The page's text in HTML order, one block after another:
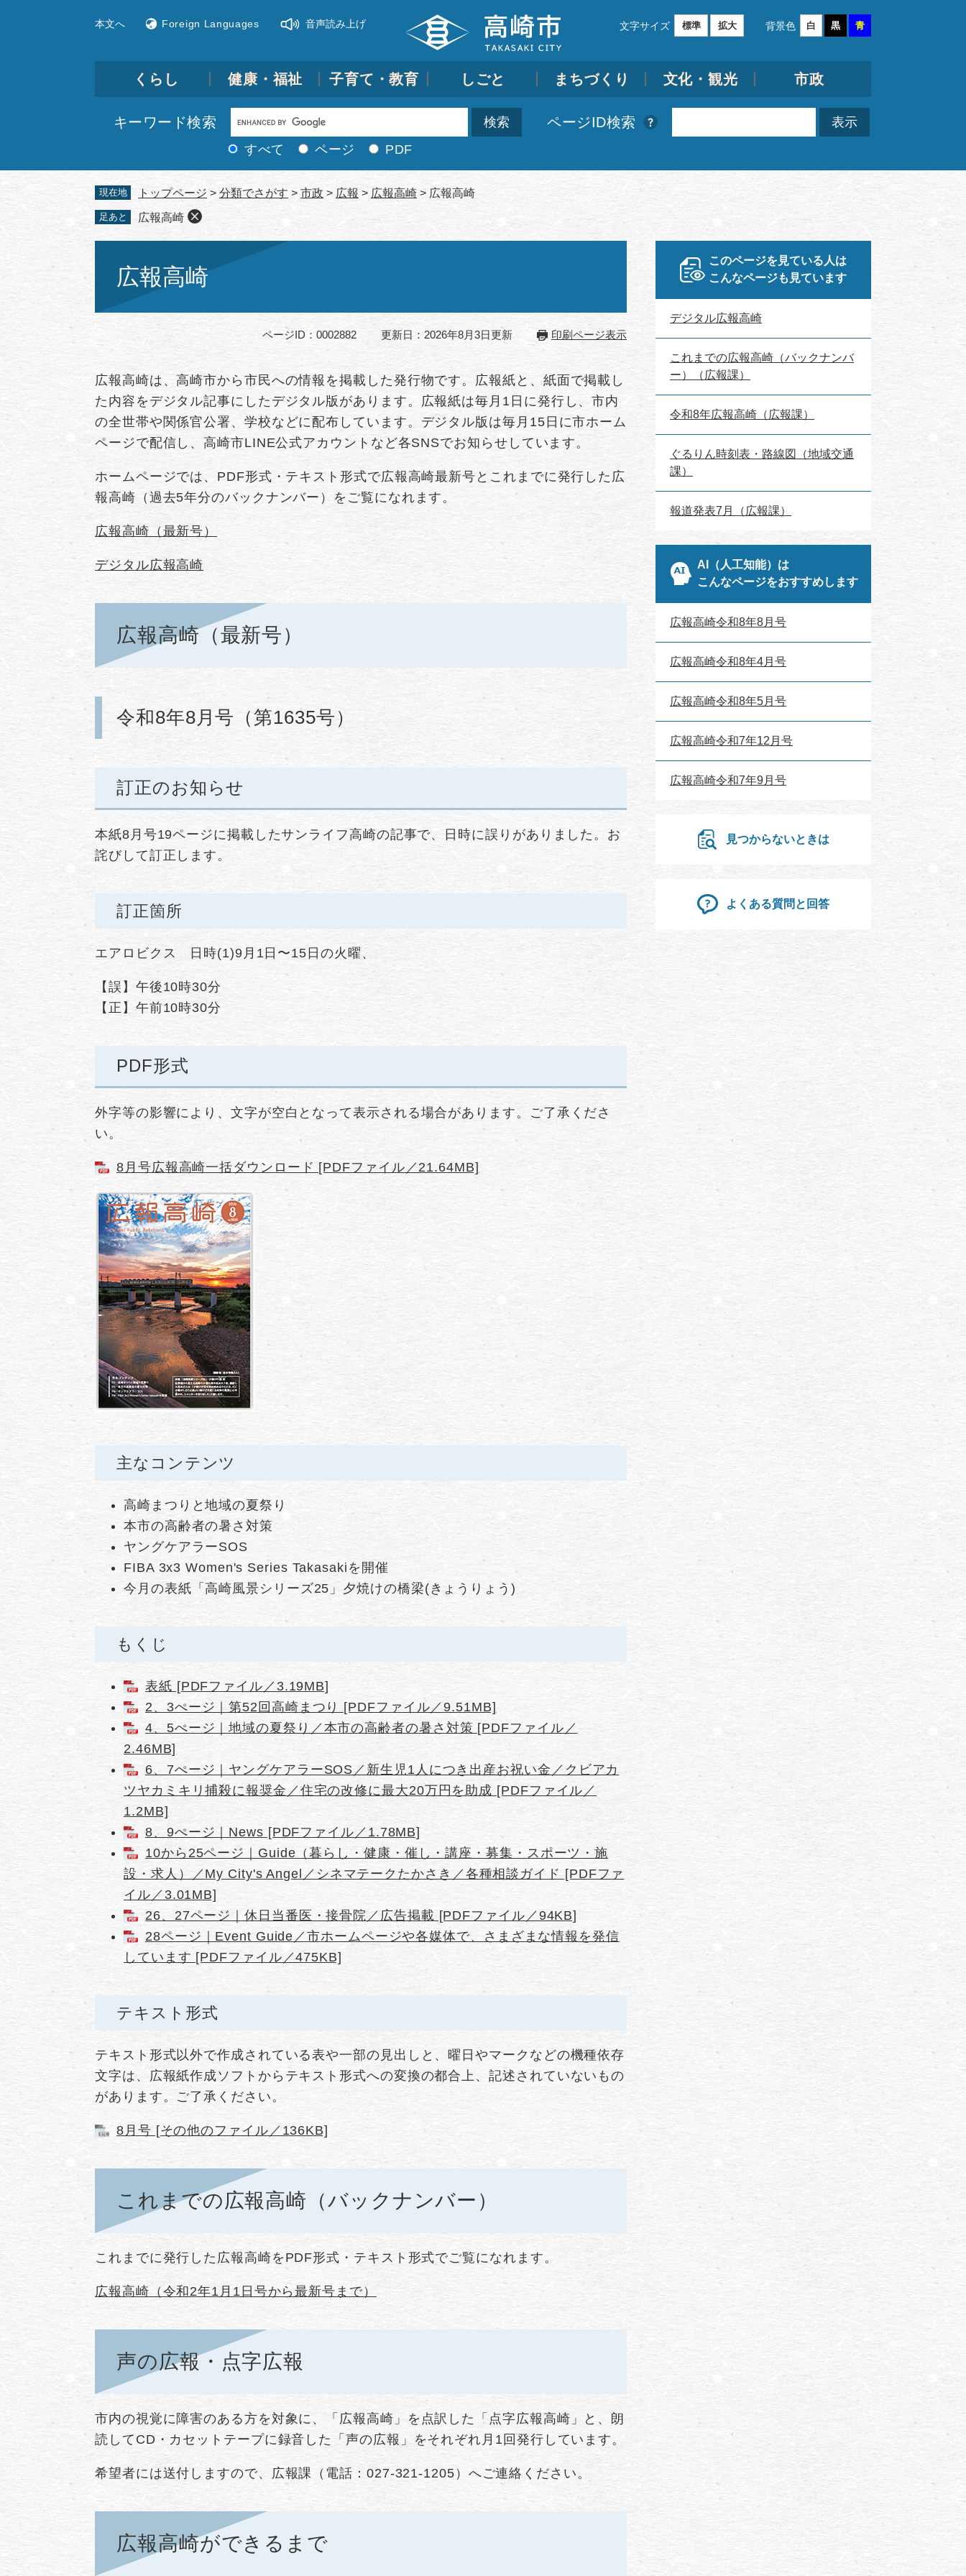
本文へ Foreign Languages 音声読み上げ 文字サイズ 標準 拡大 背景色 白 黒 青
くらし 健康・福祉 子育て・教育 しごと まちづくり 文化・観光 市政
キーワード検索
Google
カ
すべて ページ PDF
ページID検索
現在地 トップページ > 分類でさがす > 市政 > 広報 > 広報高崎 > 広報高崎
足あと 広報高崎
広報高崎
ページID：0002882 更新日：2026年8月3日更新 印刷ページ表示
広報高崎は、高崎市から市民への情報を掲載した発行物です。広報紙と、紙面で掲載し
た内容をデジタル記事にしたデジタル版があります。広報紙は毎月1日に発行し、市内
の全世帯や関係官公署、学校などに配布しています。デジタル版は毎月15日に市ホーム
ページで配信し、高崎市LINE公式アカウントなど各SNSでお知らせしています。
ホームページでは、PDF形式・テキスト形式で広報高崎最新号とこれまでに発行した広
報高崎（過去5年分のバックナンバー）をご覧になれます。
広報高崎（最新号）
デジタル広報高崎
広報高崎（最新号）
令和8年8月号（第1635号）
訂正のお知らせ
本紙8月号19ページに掲載したサンライフ高崎の記事で、日時に誤りがありました。お
詫びして訂正します。
訂正箇所
エアロビクス 日時(1)9月1日〜15日の火曜、
【誤】午後10時30分
【正】午前10時30分
PDF形式
外字等の影響により、文字が空白となって表示される場合があります。ご了承くださ
い。
8月号広報高崎一括ダウンロード [PDFファイル／21.64MB]
主なコンテンツ​
高崎まつりと地域の夏祭り
本市の高齢者の暑さ対策
ヤングケアラーSOS
FIBA 3x3 Women's Series Takasakiを開催
今月の表紙「高崎風景シリーズ25」夕焼けの橋梁(きょうりょう)
もくじ
表紙 [PDFファイル／3.19MB]
2、3ぺージ｜第52回高崎まつり [PDFファイル／9.51MB]
4、5ぺージ｜地域の夏祭り／本市の高齢者の暑さ対策 [PDFファイル／
2.46MB]
6、7ぺージ｜ヤングケアラーSOS／新生児1人につき出産お祝い金／クビアカ
ツヤカミキリ捕殺に報奨金／住宅の改修に最大20万円を助成 [PDFファイル／
1.2MB]
8、9ぺージ｜News [PDFファイル／1.78MB]
10から25ページ｜Guide（暮らし・健康・催し・講座・募集・スポーツ・施
設・求人）／My City's Angel／シネマテークたかさき／各種相談ガイド [PDFファ
イル／3.01MB]
26、27ページ｜休日当番医・接骨院／広告掲載 [PDFファイル／94KB]
28ページ｜Event Guide／市ホームページや各媒体で、さまざまな情報を発信
しています [PDFファイル／475KB]
テキスト形式
テキスト形式以外で作成されている表や一部の見出しと、曜日やマークなどの機種依存
文字は、広報紙作成ソフトからテキスト形式への変換の都合上、記述されていないもの
があります。ご了承ください。
8月号 [その他のファイル／136KB]
これまでの広報高崎（バックナンバー）
これまでに発行した広報高崎をPDF形式・テキスト形式でご覧になれます。
広報高崎（令和2年1月1日号から最新号まで）
声の広報・点字広報
市内の視覚に障害のある方を対象に、「広報高崎」を点訳した「点字広報高崎」と、朗
読してCD・カセットテープに録音した「声の広報」をそれぞれ月1回発行しています。
希望者には送付しますので、広報課（電話：027-321-1205）へご連絡ください。
広報高崎ができるまで
このページを見ている人は
こんなページも見ています
デジタル広報高崎
これまでの広報高崎（バックナンバ
ー）（広報課）
令和8年広報高崎（広報課）
ぐるりん時刻表・路線図（地域交通
課）
報道発表7月（広報課）
AI（人工知能）は
こんなページをおすすめします
広報高崎令和8年8月号
広報高崎令和8年4月号
広報高崎令和8年5月号
広報高崎令和7年12月号
広報高崎令和7年9月号
見つからないときは
よくある質問と回答